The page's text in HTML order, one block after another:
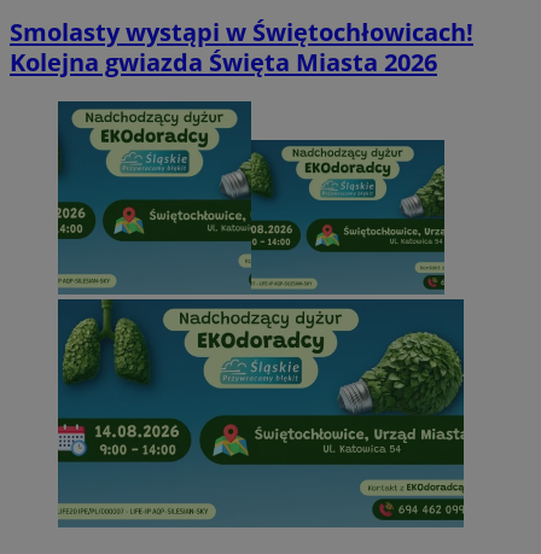
Smolasty wystąpi w Świętochłowicach!
Kolejna gwiazda Święta Miasta 2026